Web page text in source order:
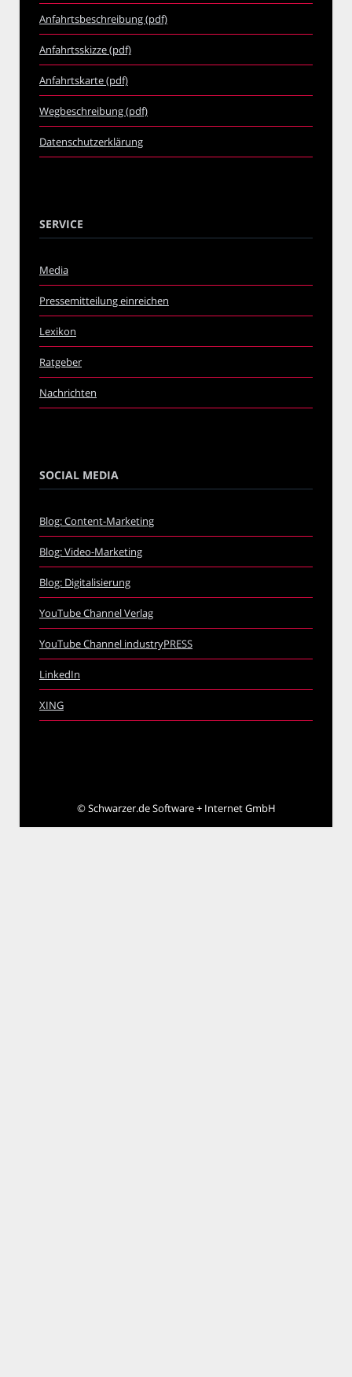
Anfahrtsbeschreibung (pdf)
Anfahrtsskizze (pdf)
Anfahrtskarte (pdf)
Wegbeschreibung (pdf)
Datenschutzerklärung
SERVICE
Media
Pressemitteilung einreichen
Lexikon
Ratgeber
Nachrichten
SOCIAL MEDIA
Blog: Content-Marketing
Blog: Video-Marketing
Blog: Digitalisierung
YouTube Channel Verlag
YouTube Channel industryPRESS
LinkedIn
XING
©Schwarzer.de Software + Internet GmbH